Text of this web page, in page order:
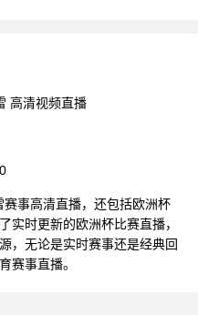
高清视频直播
事高清直播，还包括欧洲杯
实时更新的欧洲杯比赛直播，
，无论是实时赛事还是经典回
赛事直播。